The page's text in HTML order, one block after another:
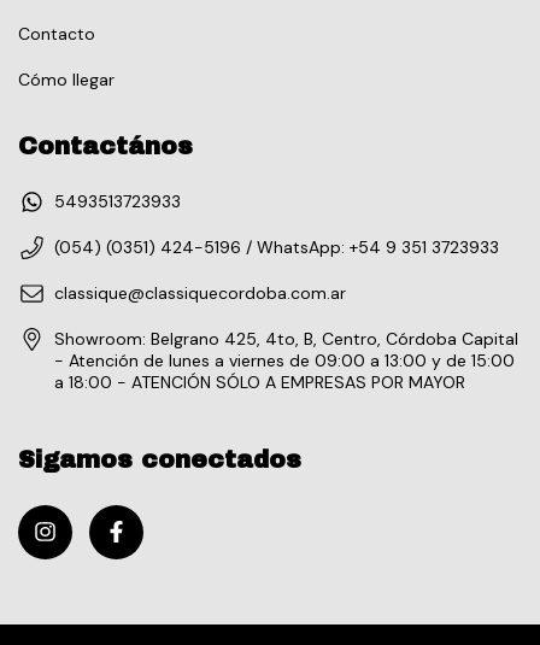
Contacto
Cómo llegar
Contactános
5493513723933
(054) (0351) 424-5196 / WhatsApp: +54 9 351 3723933
classique@classiquecordoba.com.ar
Showroom: Belgrano 425, 4to, B, Centro, Córdoba Capital
- Atención de lunes a viernes de 09:00 a 13:00 y de 15:00
a 18:00 - ATENCIÓN SÓLO A EMPRESAS POR MAYOR
Sigamos conectados